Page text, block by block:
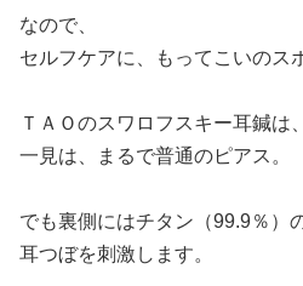
なので、
セルフケアに、もってこいのス
ＴＡＯのスワロフスキー耳鍼は、
一見は、まるで普通のピアス。
でも裏側にはチタン（99.9％）
耳つぼを刺激します。